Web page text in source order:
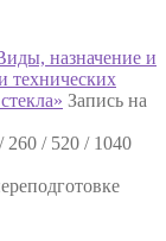
назначение и
технических
Запись на
260 / 520 / 1040